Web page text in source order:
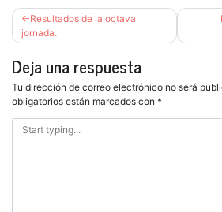
Navegación
de
entradas
Resultados de la octava
jornada.
Deja una respuesta
Tu dirección de correo electrónico no será
obligatorios están marcados con *